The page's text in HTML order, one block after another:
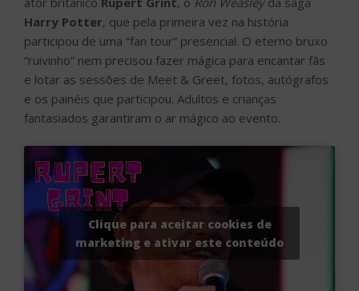
Harry Potter, que pela primeira vez na história
participou de uma “fan tour” presencial. O eterno bruxo
“ruivinho” nem precisou fazer mágica para encantar fãs
e lotar as sessões de Meet & Greet, fotos, autógrafos
e os painéis que participou. Adultos e crianças
fantasiados garantiram o ar mágico ao evento.
Clique para aceitar cookies de
marketing e ativar este conteúdo